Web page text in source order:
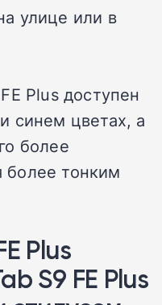
улице или в
Plus доступен
синем цветах, а
более
более тонким
Plus
S9 FE Plus